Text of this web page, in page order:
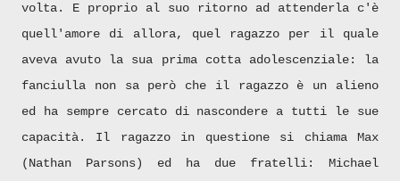
volta. E proprio al suo ritorno ad attenderla c'è
quell'amore di allora, quel ragazzo per il quale
aveva avuto la sua prima cotta adolescenziale: la
fanciulla non sa però che il ragazzo è un alieno
ed ha sempre cercato di nascondere a tutti le sue
capacità. Il ragazzo in questione si chiama Max
(Nathan Parsons) ed ha due fratelli: Michael